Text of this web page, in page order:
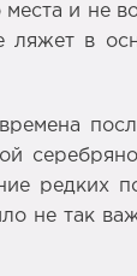
места и не
в
редких
не так